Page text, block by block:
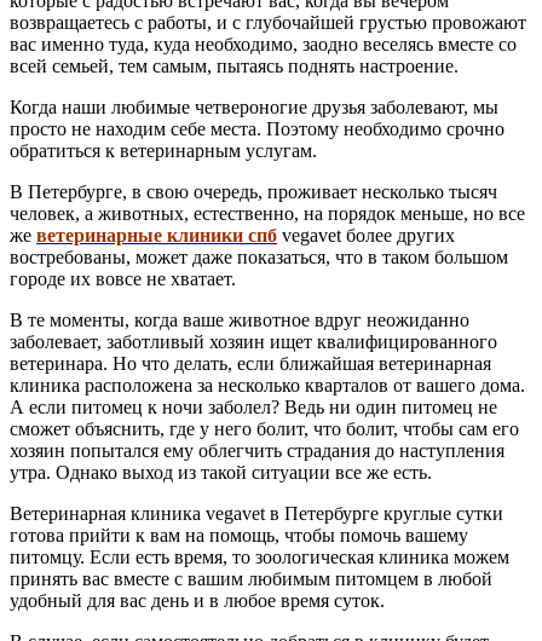
возвращаетесь с работы, и с глубочайшей грустью провожают
вас именно туда, куда необходимо, заодно веселясь вместе со
всей семьей, тем самым, пытаясь поднять настроение.
Когда наши любимые четвероногие друзья заболевают, мы
просто не находим себе места. Поэтому необходимо срочно
обратиться к ветеринарным услугам.
В Петербурге, в свою очередь, проживает несколько тысяч
человек, а животных, естественно, на порядок меньше, но все
же ветеринарные клиники спб vegavet более других
востребованы, может даже показаться, что в таком большом
городе их вовсе не хватает.
В те моменты, когда ваше животное вдруг неожиданно
заболевает, заботливый хозяин ищет квалифицированного
ветеринара. Но что делать, если ближайшая ветеринарная
клиника расположена за несколько кварталов от вашего дома.
А если питомец к ночи заболел? Ведь ни один питомец не
сможет объяснить, где у него болит, что болит, чтобы сам его
хозяин попытался ему облегчить страдания до наступления
утра. Однако выход из такой ситуации все же есть.
Ветеринарная клиника vegavet в Петербурге круглые сутки
готова прийти к вам на помощь, чтобы помочь вашему
питомцу. Если есть время, то зоологическая клиника можем
принять вас вместе с вашим любимым питомцем в любой
удобный для вас день и в любое время суток.